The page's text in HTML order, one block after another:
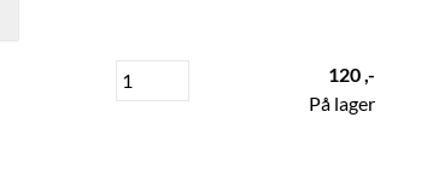
120 ,-
På lager